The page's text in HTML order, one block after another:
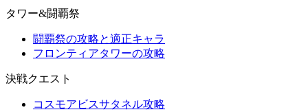
タワー&闘覇祭
闘覇祭の攻略と適正キャラ
フロンティアタワーの攻略
決戦クエスト
コスモアビスサタネル攻略